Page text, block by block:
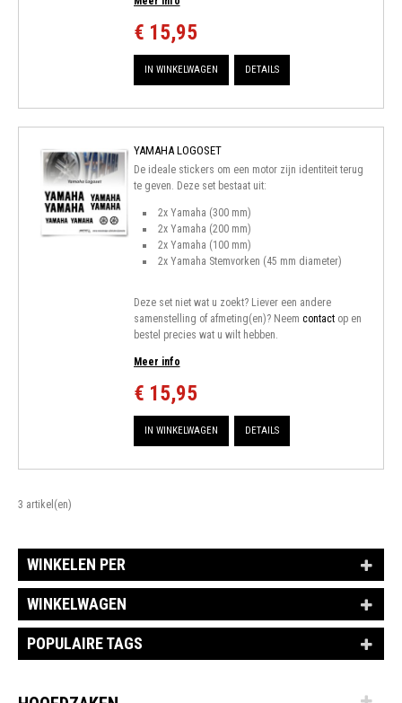
€ 15,95
IN WINKELWAGEN DETAILS
YAMAHA LOGOSET
De ideale stickers om een motor zijn identiteit terug
te geven. Deze set bestaat uit:
2x Yamaha (300 mm)
2x Yamaha (200 mm)
2x Yamaha (100 mm)
2x Yamaha Stemvorken (45 mm diameter)
Deze set niet wat u zoekt? Liever een andere
samenstelling of afmeting(en)? Neem contactop en
bestel precies wat u wilt hebben.
Meer info
€ 15,95
IN WINKELWAGEN DETAILS
3 artikel(en)
WINKELEN PER
WINKELWAGEN
POPULAIRE TAGS